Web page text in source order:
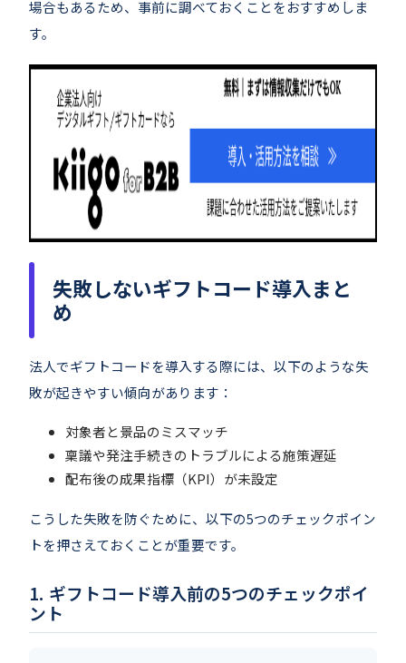
場合もあるため、事前に調べておくことをおすすめしま
す。
失敗しないギフトコード導入まと
め
法人でギフトコードを導入する際には、以下のような失
敗が起きやすい傾向があります：
対象者と景品のミスマッチ
稟議や発注手続きのトラブルによる施策遅延
配布後の成果指標（KPI）が未設定
こうした失敗を防ぐために、以下の5つのチェックポイン
トを押さえておくことが重要です。
ギフトコード導入前の5つのチェックポイ
ント